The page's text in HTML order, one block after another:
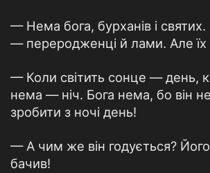
— Нема бога, бурханів і
— переродженці й лами. Але їх
— Коли світить сонце — день,
нема — ніч. Бога нема, бо він
зробити з ночі день!
— А чим же він годується? Його
бачив!